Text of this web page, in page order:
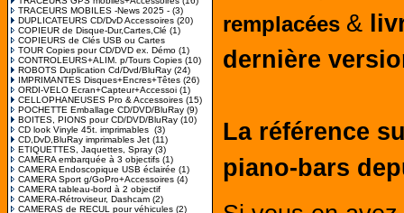
TRACEURS MOBILES -News 2025 - (3)
DUPLICATEURS CD/DvD Accessoires (20)
COPIEUR de Disque-Dur,Cartes,Clé (1)
COPIEURS de Clés USB ou Cartes
TOUR Copies pour CD/DVD ex. Démo (1)
CONTROLEURS+ALIM. p/Tours Copies (10)
ROBOTS Duplication Cd/Dvd/BluRay (24)
IMPRIMANTES Disques+Encres+Têtes (26)
ORDI-VELO Ecran+Capteur+Accessoi (1)
CELLOPHANEUSES Pro & Accessoires (15)
POCHETTE Emballage CD/DVD/BluRay (9)
BOITES, PIONS pour CD/DVD/BluRay (10)
CD look Vinyle 45t. imprimables (3)
CD,DvD,BluRay imprimables Jet (11)
ETIQUETTES, Jaquettes, Spray (3)
CAMERA embarquée à 3 objectifs (1)
CAMERA Endoscopique USB éclairée (1)
CAMERA Sport g/GoPro+Accessoires (4)
CAMERA tableau-bord à 2 objectif
CAMERA-Rétroviseur, Dashcam (2)
CAMERAS de RECUL pour véhicules (2)
remplacées &
dernière
La référence
piano-bars